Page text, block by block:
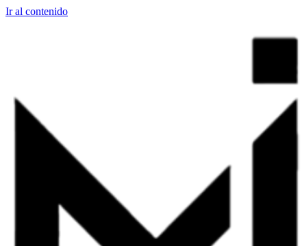
Ir al contenido